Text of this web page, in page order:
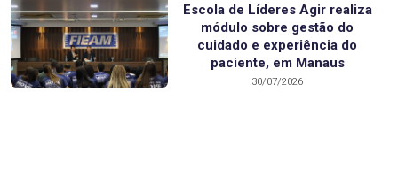
Escola de Líderes Agir realiza
módulo sobre gestão do
cuidado e experiência do
paciente, em Manaus
30/07/2026